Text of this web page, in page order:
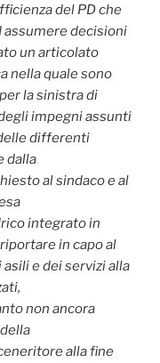
del PD che
assumere decisioni
un articolato
nella quale sono
la sinistra di
impegni assunti
differenti
dalla
al sindaco e al
integrato in
riportare in capo al
e dei servizi alla
non ancora
alla fine